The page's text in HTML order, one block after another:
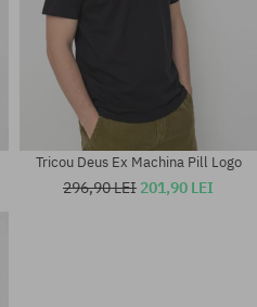
Tricou Deus Ex Machina Pill Logo
296,90 LEI 201,90 LEI